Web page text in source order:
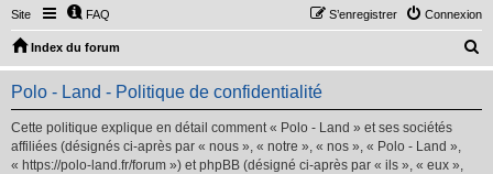
Site FAQ Connexion
S’enregistrer
Index du forum
e
Polo - Land - Politique de confidentialité
Cette politique explique en détail comment « Polo - Land » et ses sociétés
affiliées (désignés ci-après par « nous », « notre », « nos », « Polo - Land »,
« https://polo-land.fr/forum ») et phpBB (désigné ci-après par « ils », « eux »,